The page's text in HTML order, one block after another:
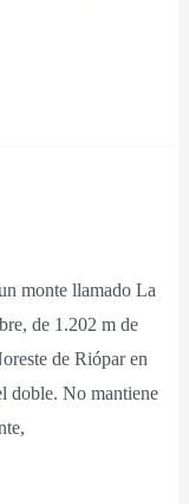
monte llamado La
de 1.202 m de
de Riópar en
doble. No mantiene